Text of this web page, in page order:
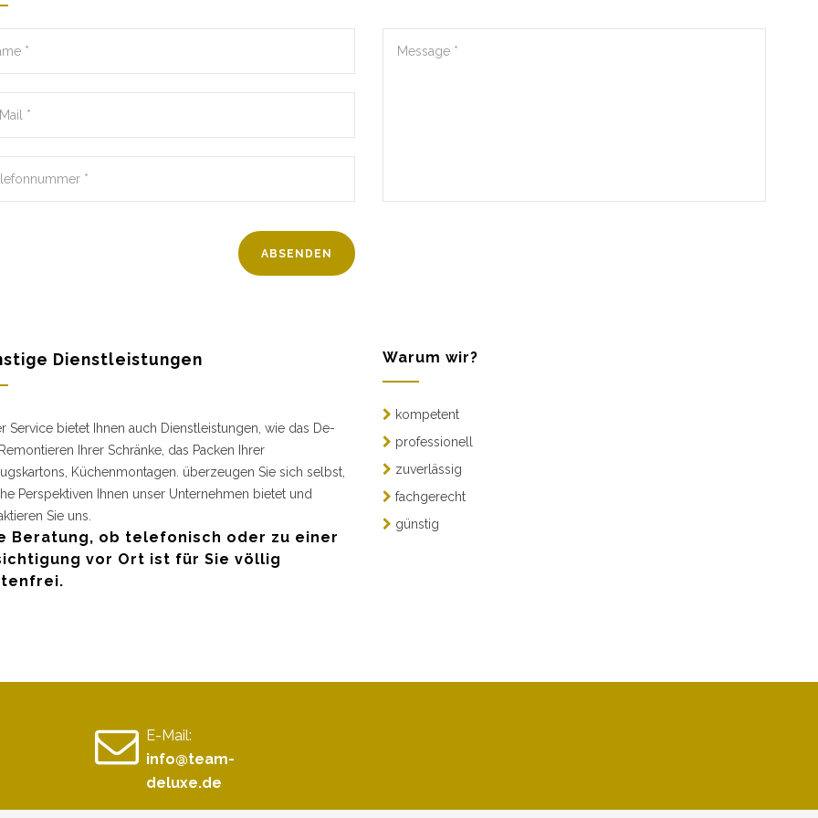
Dienstleistungen
Service bietet Ihnen auch Dienstleistungen, wie das De-
Ihrer Schränke, das Packen Ihrer
Küchenmontagen. überzeugen Sie sich selbst,
Perspektiven Ihnen unser Unternehmen bietet und
Sie uns.
Beratung, ob telefonisch oder zu einer
vor Ort ist für Sie völlig
Warum wir?
kompetent
professionell
zuverlässig
fachgerecht
günstig
E-Mail:
info@team-
deluxe.de